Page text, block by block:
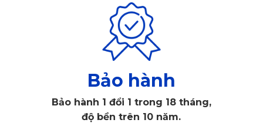
Bảo hành
Bảo hành 1 đổi 1 trong 18 tháng,
độ bền trên 10 năm.